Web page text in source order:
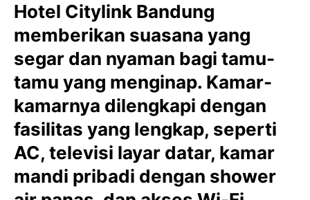
Hotel Citylink Bandung
memberikan suasana yang
segar dan nyaman bagi tamu-
tamu yang menginap. Kamar-
kamarnya dilengkapi dengan
fasilitas yang lengkap, seperti
AC, televisi layar datar, kamar
mandi pribadi dengan shower